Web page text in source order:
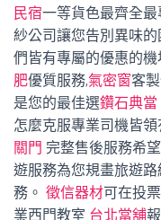
民宿一等貨色最齊全
紗公司讓您告別異味
們皆有專屬的優惠的
肥優質服務,氣密窗客
是您的最佳選鑽石典當
怎麼克服專業司機皆
關門 完整售後服務希
遊服務為您規畫旅遊路
務。 徵信器材可在投
業西門教室 台北當舖